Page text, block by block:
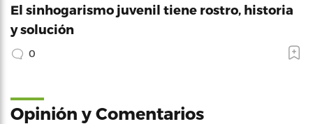
El sinhogarismo juvenil tiene rostro, historia
y solución
0
Opinión y Comentarios